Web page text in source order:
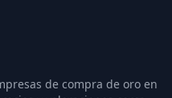
de compra de oro en